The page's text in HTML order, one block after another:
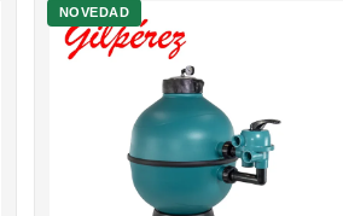
NOVEDAD